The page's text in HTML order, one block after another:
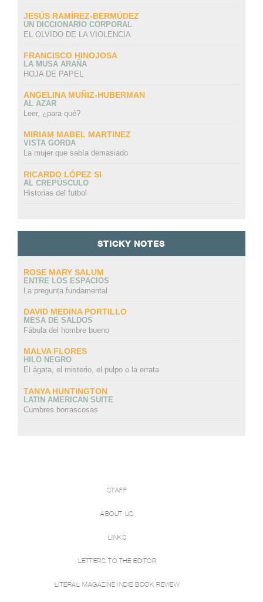
JESÚS RAMÍREZ-BERMÚDEZ
UN DICCIONARIO CORPORAL
EL OLVIDO DE LA VIOLENCIA
FRANCISCO HINOJOSA
LA MUSA ARAÑA
HOJA DE PAPEL
ANGELINA MUÑIZ-HUBERMAN
AL AZAR
Leer, ¿para qué?
MIRIAM MABEL MARTINEZ
VISTA GORDA
La mujer que sabía demasiado
RICARDO LÓPEZ SI
AL CREPÚSCULO
Historias del futbol
STICKY NOTES
ROSE MARY SALUM
ENTRE LOS ESPACIOS
La pregunta fundamental
DAVID MEDINA PORTILLO
MESA DE SALDOS
Fábula del hombre bueno
MALVA FLORES
HILO NEGRO
El ágata, el misterio, el pulpo o la errata
TANYA HUNTINGTON
LATIN AMERICAN SUITE
Cumbres borrascosas
STAFF
ABOUT US
LINKS
LETTERS TO THE EDITOR
LITERAL MAGAZINE INDIE BOOK REVIEW